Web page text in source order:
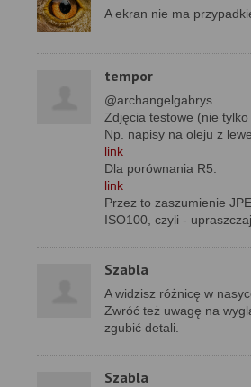
A ekran nie ma
tempor
@archangelgabrys
Zdjęcia testowe (nie
Np. napisy na oleju z
link
Dla porównania R5:
link
Przez to zaszumienie
ISO100, czyli -
Szabla
A widzisz różnicę w
Zwróć też uwagę na
zgubić detali.
Szabla